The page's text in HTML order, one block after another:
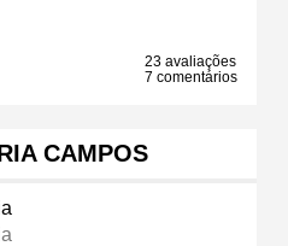
23 avaliações
7 comentários
CAMPOS